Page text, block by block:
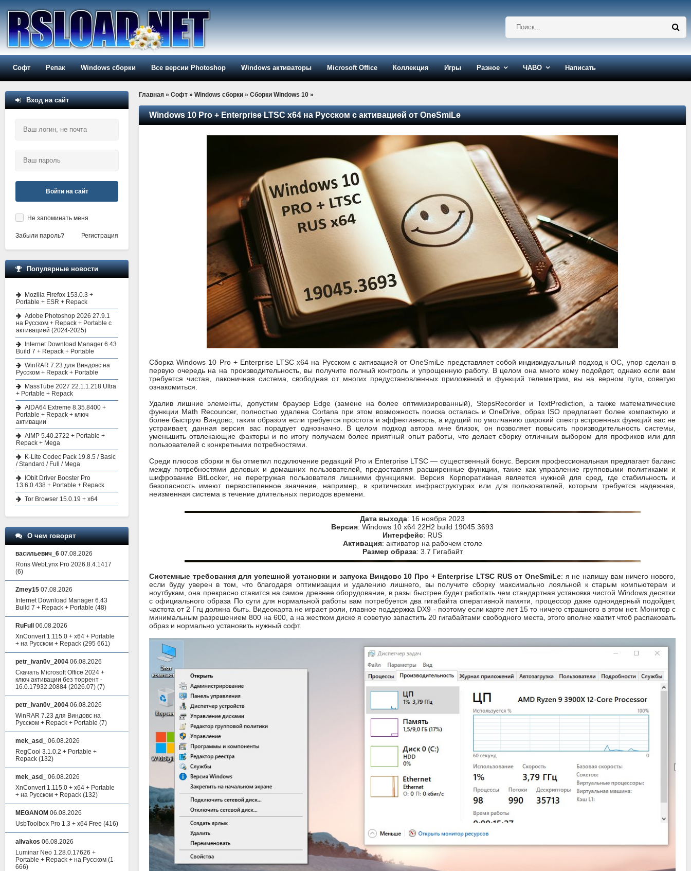
Софт Репак Windows сборки Все версии Photoshop Windows активаторы Microsoft Office Коллекция Игры Разное ЧАВО Написать
Главная » Софт » Windows сборки » Сборки Windows 10 »
Windows 10 Pro + Enterprise LTSC x64 на Русском с активацией от OneSmiLe
Сборка Windows 10 Pro + Enterprise LTSC x64 на Русском с активацией от OneSmiLe представляет собой индивидуальный подход к ОС, упор сделан в
первую очередь на на производительность, вы получите полный контроль и упрощенную работу. В целом она много кому подойдет, однако если вам
требуется чистая, лаконичная система, свободная от многих предустановленных приложений и функций телеметрии, вы на верном пути, советую
ознакомиться.
Удалив лишние элементы, допустим браузер Edge (замене на более оптимизированный), StepsRecorder и TextPrediction, а также математические
функции Math Recouncer, полностью удалена Cortana при этом возможность поиска осталась и OneDrive, образ ISO предлагает более компактную и
более быструю Виндовс, таким образом если требуется простота и эффективность, а идущий по умолчанию широкий спектр встроенных функций вас не
устраивает, данная версия вас порадует однозначно. В целом подход автора мне близок, он позволяет повысить производительность системы,
уменьшить отвлекающие факторы и по итогу получаем более приятный опыт работы, что делает сборку отличным выбором для профиков или для
пользователей с конкретными потребностями.
Среди плюсов сборки я бы отметил подключение редакций Pro и Enterprise LTSC — существенный бонус. Версия профессиональная предлагает баланс
между потребностями деловых и домашних пользователей, предоставляя расширенные функции, такие как управление групповыми политиками и
шифрование BitLocker, не перегружая пользователя лишними функциями. Версия Корпоративная является нужной для сред, где стабильность и
безопасность имеют первостепенное значение, например, в критических инфраструктурах или для пользователей, которым требуется надежная,
неизменная система в течение длительных периодов времени.
Дата выхода: 16 ноября 2023
Версия: Windows 10 x64 22H2 build 19045.3693
Интерфейс: RUS
Активация: активатор на рабочем столе
Размер образа: 3.7 Гигабайт
Системные требования для успешной установки и запуска Виндовс 10 Про + Enterprise LTSC RUS от OneSmiLe: я не напишу вам ничего нового,
если буду уверен в том, что благодаря оптимизации и удалению лишнего, вы получите сборку максимально лояльной к старым компьютерам и
ноутбукам, она прекрасно ставится на самое древнее оборудование, в разы быстрее будет работать чем стандартная установка чистой Windows десятки
с официального образа По сути для нормальной работы вам потребуется два гигабайта оперативной памяти, процессор даже одноядерный подойдет,
частота от 2 Ггц должна быть. Видеокарта не играет роли, главное поддержка DX9 - поэтому если карте лет 15 то ничего страшного в этом нет. Монитор с
минимальным разрешением 800 на 600, а на жестком диске я советую запастить 20 гигабайтами свободного места, этого вполне хватит чтоб распаковать
образ и нормально установить нужный софт.
Вход на сайт
Войти на сайт
Не запоминать меня
Забыли пароль? Регистрация
Популярные новости
Mozilla Firefox 153.0.3 +
Portable + ESR + Repack
Adobe Photoshop 2026 27.9.1
на Русском + Repack + Portable с
активацией (2024-2025)
Internet Download Manager 6.43
Build 7 + Repack + Portable
WinRAR 7.23 для Виндовс на
Русском + Repack + Portable
MassTube 2027 22.1.1.218 Ultra
+ Portable + Repack
AIDA64 Extreme 8.35.8400 +
Portable + Repack + ключ
активации
AIMP 5.40.2722 + Portable +
Repack + Mega
K-Lite Codec Pack 19.8.5 / Basic
/ Standard / Full / Mega
IObit Driver Booster Pro
13.6.0.438 + Portable + Repack
Tor Browser 15.0.19 + x64
О чем говорят
васильевич_6 07.08.2026
Rons WebLynx Pro 2026.8.4.1417
(6)
Zmey15 07.08.2026
Internet Download Manager 6.43
Build 7 + Repack + Portable (48)
RuFull
06.08.2026
XnConvert 1.115.0 + x64 + Portable
+ на Русском + Repack (295 661)
petr_ivan0v_2004 06.08.2026
Скачать Microsoft Office 2024 +
ключ активации без торрент -
16.0.17932.20884 (2026.07) (7)
petr_ivan0v_2004 06.08.2026
WinRAR 7.23 для Виндовс на
Русском + Repack + Portable (7)
mek_asd_
06.08.2026
RegCool 3.1.0.2 + Portable +
Repack (132)
mek_asd_
06.08.2026
XnConvert 1.115.0 + x64 + Portable
+ на Русском + Repack (132)
MEGANOM 06.08.2026
UsbToolbox Pro 1.3 + x64 Free (416)
alivakos 06.08.2026
Luminar Neo 1.28.0.17626 +
Portable + Repack + на Русском (1
666)